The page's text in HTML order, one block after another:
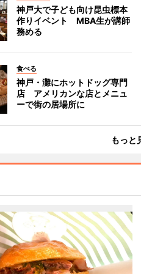
神戸大で子ども向け昆虫標本
作りイベント MBA生が講師
務める
食べる
神戸・灘にホットドッグ専門
店 アメリカンな店とメニュ
ーで街の居場所に
もっと